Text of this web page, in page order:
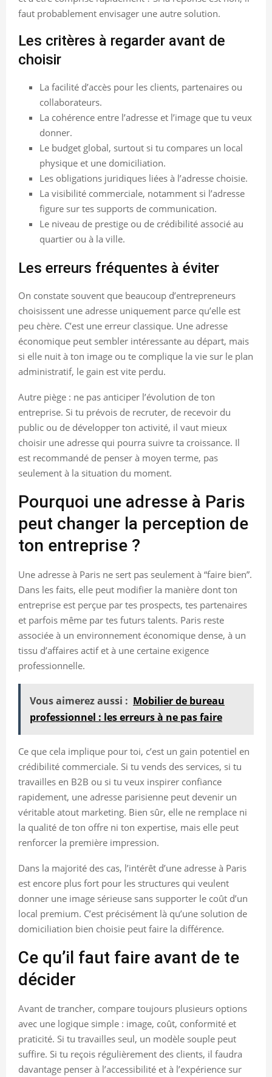
faut probablement envisager une autre solution.
Les critères à regarder avant de
choisir
La facilité d’accès pour les clients, partenaires ou
collaborateurs.
La cohérence entre l’adresse et l’image que tu veux
donner.
Le budget global, surtout si tu compares un local
physique et une domiciliation.
Les obligations juridiques liées à l’adresse choisie.
La visibilité commerciale, notamment si l’adresse
figure sur tes supports de communication.
Le niveau de prestige ou de crédibilité associé au
quartier ou à la ville.
Les erreurs fréquentes à éviter
On constate souvent que beaucoup d’entrepreneurs
choisissent une adresse uniquement parce qu’elle est
peu chère. C’est une erreur classique. Une adresse
économique peut sembler intéressante au départ, mais
si elle nuit à ton image ou te complique la vie sur le plan
administratif, le gain est vite perdu.
Autre piège : ne pas anticiper l’évolution de ton
entreprise. Si tu prévois de recruter, de recevoir du
public ou de développer ton activité, il vaut mieux
choisir une adresse qui pourra suivre ta croissance. Il
est recommandé de penser à moyen terme, pas
seulement à la situation du moment.
Pourquoi une adresse à Paris
peut changer la perception de
ton entreprise ?
Une adresse à Paris ne sert pas seulement à “faire bien”.
Dans les faits, elle peut modifier la manière dont ton
entreprise est perçue par tes prospects, tes partenaires
et parfois même par tes futurs talents. Paris reste
associée à un environnement économique dense, à un
tissu d’affaires actif et à une certaine exigence
professionnelle.
Vous aimerez aussi : Mobilier de bureau
professionnel : les erreurs à ne pas faire
Ce que cela implique pour toi, c’est un gain potentiel en
crédibilité commerciale. Si tu vends des services, si tu
travailles en B2B ou si tu veux inspirer confiance
rapidement, une adresse parisienne peut devenir un
véritable atout marketing. Bien sûr, elle ne remplace ni
la qualité de ton offre ni ton expertise, mais elle peut
renforcer la première impression.
Dans la majorité des cas, l’intérêt d’une adresse à Paris
est encore plus fort pour les structures qui veulent
donner une image sérieuse sans supporter le coût d’un
local premium. C’est précisément là qu’une solution de
domiciliation bien choisie peut faire la différence.
Ce qu’il faut faire avant de te
décider
Avant de trancher, compare toujours plusieurs options
avec une logique simple : image, coût, conformité et
praticité. Si tu travailles seul, un modèle souple peut
suffire. Si tu reçois régulièrement des clients, il faudra
davantage penser à l’accessibilité et à l’expérience sur